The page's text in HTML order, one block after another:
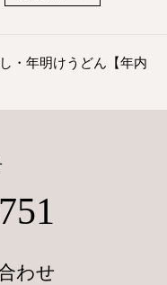
・年明けうどん【年内
わせ